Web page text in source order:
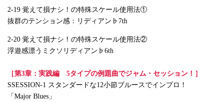
2-19 覚えて損ナシ！の特殊スケール使用法①
抜群のテンション感：リディアン♭7th
2-20 覚えて損ナシ！の特殊スケール使用法②
浮遊感漂うミクソリディアン♭6th
［第3章：実践編 5タイプの例題曲でジャム・セッション！］
SSESSION-1 スタンダードな12小節ブルースでインプロ！
「Major Blues」